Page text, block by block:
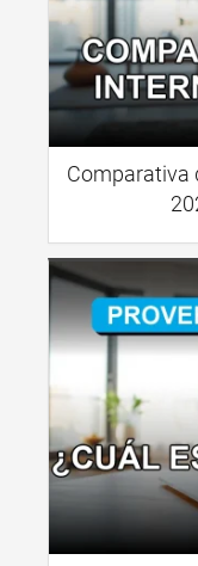
Comparativa